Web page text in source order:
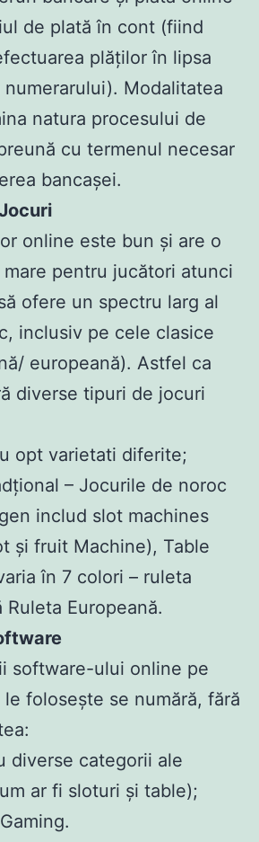
de plată în cont (fiind
plăților în lipsa
Modalitatea
natura procesului de
cu termenul necesar
bancașei.
online este bun și are o
pentru jucători atunci
ofere un spectru larg al
inclusiv pe cele clasice
europeană). Astfel ca
diverse tipuri de jocuri
opt varietati diferite;
– Jocurile de noroc
includ slot machines
și fruit Machine), Table
în 7 colori – ruleta
Ruleta Europeană.
software-ului online pe
folosește se numără, fără
diverse categorii ale
ar fi sloturi și table);